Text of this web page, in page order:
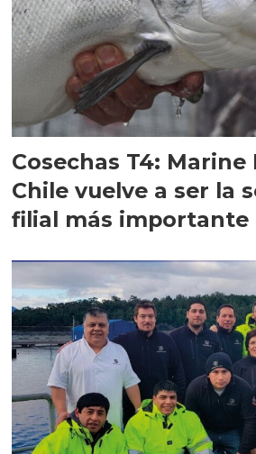
Cosechas T4: Marine
Chile vuelve a ser la
filial más importante